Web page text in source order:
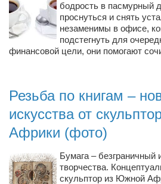
Кафе, клубы, рестораны
«Винегрет» —
«ЧАЙ — КАВА»
«CYCLE GARAGE» —
«Книголюб» —
Багетный двор
МАГАЗИН СТИХОВ
«Павел» — магазин
бодрость в пасмурный
проснуться и снять
незаменимы в офисе,
подстегнуть для
финансовой цели, они помогают
Резьба по книгам –
искусства от
Африки (фото)
Бумага – безграничный
творчества.
скульптор из Южной